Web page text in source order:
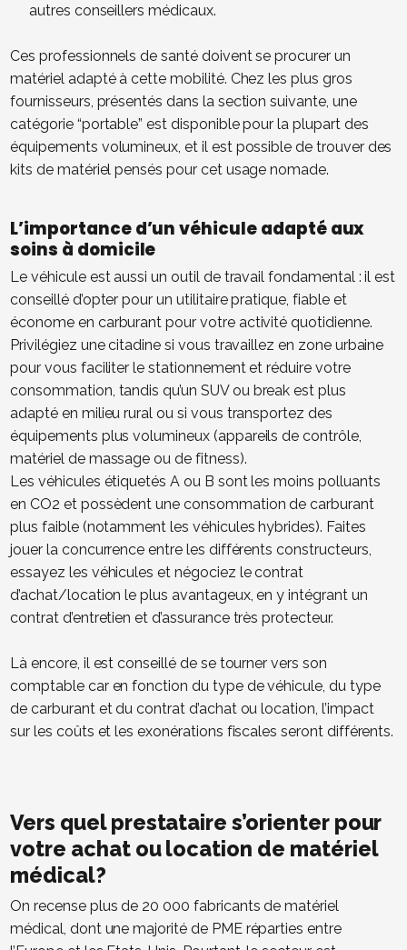
autres conseillers médicaux.
Ces professionnels de santé doivent se procurer un
matériel adapté à cette mobilité. Chez les plus gros
fournisseurs, présentés dans la section suivante, une
catégorie “portable” est disponible pour la plupart des
équipements volumineux, et il est possible de trouver des
kits de matériel pensés pour cet usage nomade.
L’importance d’un véhicule adapté aux
soins à domicile
Le véhicule est aussi un outil de travail fondamental : il est
conseillé d’opter pour un utilitaire pratique, fiable et
économe en carburant pour votre activité quotidienne.
Privilégiez une citadine si vous travaillez en zone urbaine
pour vous faciliter le stationnement et réduire votre
consommation, tandis qu’un SUV ou break est plus
adapté en milieu rural ou si vous transportez des
équipements plus volumineux (appareils de contrôle,
matériel de massage ou de fitness).
Les véhicules étiquetés A ou B sont les moins polluants
en CO2 et possèdent une consommation de carburant
plus faible (notamment les véhicules hybrides). Faites
jouer la concurrence entre les différents constructeurs,
essayez les véhicules et négociez le contrat
d’achat/location le plus avantageux, en y intégrant un
contrat d’entretien et d’assurance très protecteur.
Là encore, il est conseillé de se tourner vers son
comptable car en fonction du type de véhicule, du type
de carburant et du contrat d’achat ou location, l’impact
sur les coûts et les exonérations fiscales seront différents.
Vers quel prestataire s’orienter pour
votre achat ou location de matériel
médical?
On recense plus de 20 000 fabricants de matériel
médical, dont une majorité de PME réparties entre